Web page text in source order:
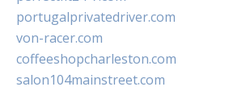
portugalprivatedriver.com
von-racer.com
coffeeshopcharleston.com
salon104mainstreet.com